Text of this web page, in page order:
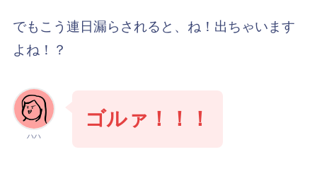
でもこう連日漏らされると、ね！出ちゃいます
よね！？
ハハ
ゴルァ！！！